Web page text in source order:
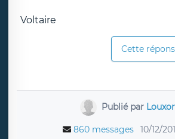
Voltaire
Cette
Publié par
860 messages 10/12/